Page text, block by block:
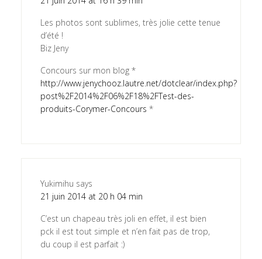
Les photos sont sublimes, très jolie cette tenue
d’été !
Biz Jeny
Concours sur mon blog *
http://www.jenychooz.lautre.net/dotclear/index.php?
post%2F2014%2F06%2F18%2FTest-des-
produits-Corymer-Concours *
Yukimihu says
21 juin 2014 at 20 h 04 min
C’est un chapeau très joli en effet, il est bien
pck il est tout simple et n’en fait pas de trop,
du coup il est parfait :)